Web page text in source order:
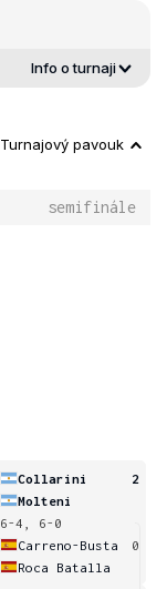
Info o turnaji
Turnajový pavouk
semifinále
Collarini
2
Molteni
6-4, 6-0
Carreno-Busta
0
Roca Batalla